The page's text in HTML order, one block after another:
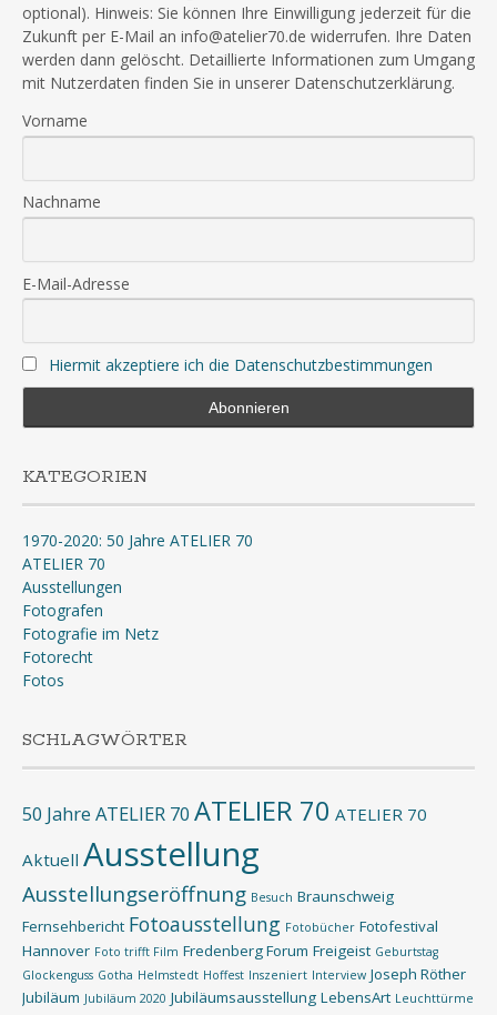
optional). Hinweis: Sie können Ihre Einwilligung jederzeit für die
Zukunft per E-Mail an info@atelier70.de widerrufen. Ihre Daten
werden dann gelöscht. Detaillierte Informationen zum Umgang
mit Nutzerdaten finden Sie in unserer Datenschutzerklärung.
Vorname
Nachname
E-Mail-Adresse
Hiermit akzeptiere ich die Datenschutzbestimmungen
KATEGORIEN
1970-2020: 50 Jahre ATELIER 70
ATELIER 70
Ausstellungen
Fotografen
Fotografie im Netz
Fotorecht
Fotos
SCHLAGWÖRTER
50 Jahre ATELIER 70 ATELIER 70 ATELIER 70
Aktuell Ausstellung
Ausstellungseröffnung Besuch Braunschweig
Fernsehbericht Fotoausstellung Fotobücher Fotofestival
Hannover Foto trifft Film Fredenberg Forum Freigeist Geburtstag
Glockenguss Gotha Helmstedt Hoffest Inszeniert Interview Joseph Röther
Jubiläum Jubiläum 2020 Jubiläumsausstellung LebensArt Leuchttürme